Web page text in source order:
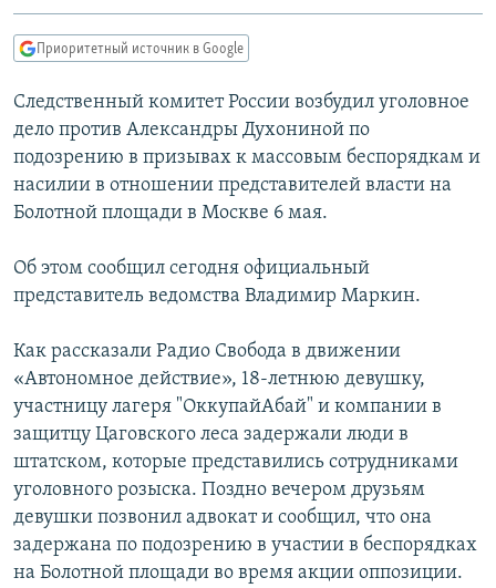
Вернутся
поиску
КАВКАЗ.РЕАЛИИ
СЕВЕР.РЕАЛИИ
СИБИРЬ.РЕАЛИИ
РАСПИСАНИЕ ВЕЩАНИЯ
ПОДПИШИТЕСЬ НА РАССЫЛКУ
Все сайты РСЕ/РС
Приоритетный источник в Google
Следственный комитет России возбудил уголовное
дело против Александры Духониной по
подозрению в призывах к массовым беспорядкам и
насилии в отношении представителей власти на
Болотной площади в Москве 6 мая.
Об этом сообщил сегодня официальный
представитель ведомства Владимир Маркин.
Как рассказали Радио Свобода в движении
«Автономное действие», 18-летнюю девушку,
участницу лагеря "ОккупайАбай" и компании в
защитцу Цаговского леса задержали люди в
штатском, которые представились сотрудниками
уголовного розыска. Поздно вечером друзьям
девушки позвонил адвокат и сообщил, что она
задержана по подозрению в участии в беспорядках
на Болотной площади во время акции оппозиции.